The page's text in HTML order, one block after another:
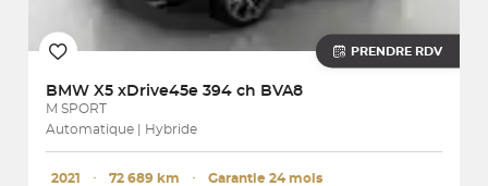
PRENDRE RDV
BMW X5 xDrive45e 394 ch BVA8
M SPORT
Automatique | Hybride
2021 ･ 72 689 km ･ Garantie 24 mois